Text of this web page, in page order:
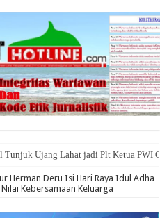
Tunjuk Ujang Lahat jadi Plt Ketua PWI
Herman Deru Isi Hari Raya Idul Adha
Kebersamaan Keluarga